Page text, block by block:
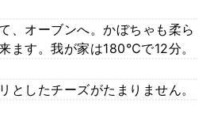
、オーブンへ。かぼちゃも柔ら
ます。我が家は180℃で12分。
としたチーズがたまりません。